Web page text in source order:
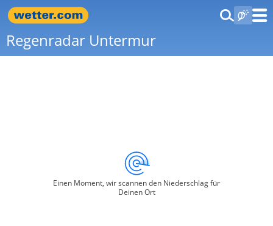
Regenradar Untermur
Einen Moment, wir scannen den Niederschlag für
Deinen Ort